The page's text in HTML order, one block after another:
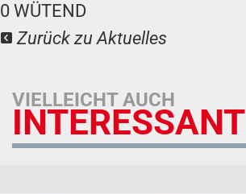
0 WÜTEND
Zurück zu Aktuelles
VIELLEICHT AUCH
INTERESSANT